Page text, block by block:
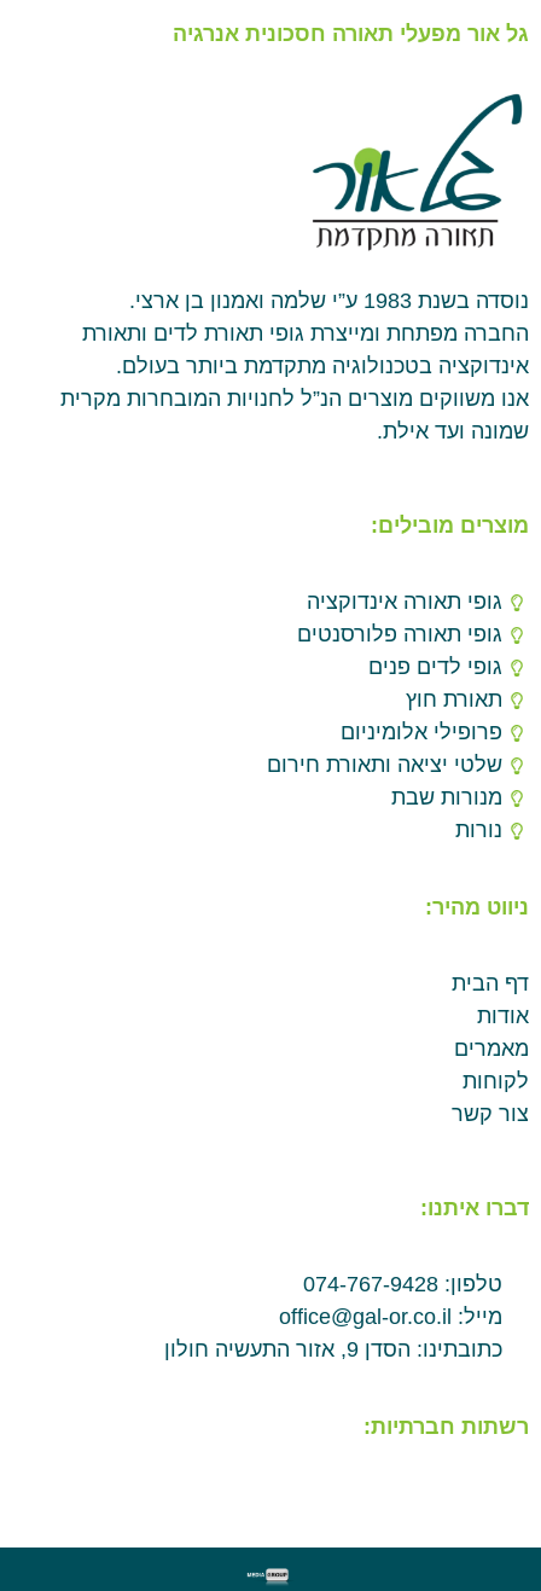
גל אור מפעלי תאורה חסכונית אנרגיה
נוסדה בשנת 1983 ע”י שלמה ואמנון בן ארצי.
החברה מפתחת ומייצרת גופי תאורת לדים ותאורת
אינדוקציה בטכנולוגיה מתקדמת ביותר בעולם.
אנו משווקים מוצרים הנ”ל לחנויות המובחרות מקרית
שמונה ועד אילת.
מוצרים מובילים:
גופי תאורה אינדוקציה
גופי תאורה פלורסנטים
גופי לדים פנים
תאורת חוץ
פרופילי אלומיניום
שלטי יציאה ותאורת חירום
מנורות שבת
נורות
ניווט מהיר:
דף הבית
אודות
מאמרים
לקוחות
צור קשר
דברו איתנו:
טלפון: 074-767-9428
מייל: office@gal-or.co.il
כתובתינו: הסדן 9, אזור התעשיה חולון
רשתות חברתיות: